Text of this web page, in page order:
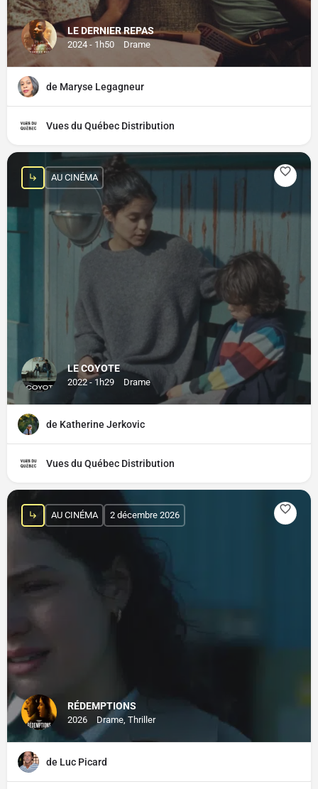
LE DERNIER REPAS
2024 - 1h50 Drame
de Maryse Legagneur
Vues du Québec Distribution
LE COYOTE
2022 - 1h29 Drame
AU CINÉMA
de Katherine Jerkovic
Vues du Québec Distribution
RÉDEMPTIONS
2026 Drame, Thriller
AU CINÉMA 2 décembre 2026
de Luc Picard